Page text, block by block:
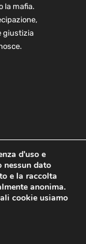
la mafia.
giustizia
Policy
| Sede
d'uso e
nessun dato
e la raccolta
anonima.
cookie usiamo